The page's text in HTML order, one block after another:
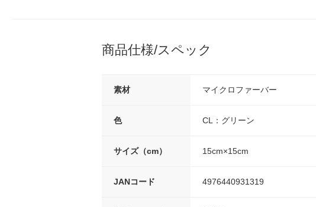
商品仕様/スペック
素材 マイクロファーバー
色 CL：グリーン
サイズ（cm） 15cm×15cm
JANコード 4976440931319